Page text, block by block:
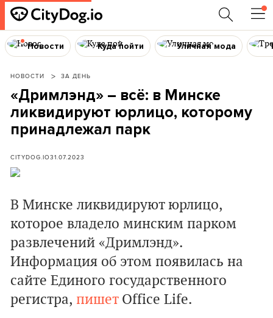
Новости Куда пойти Уличная мода
НОВОСТИ ЗА ДЕНЬ
«Дримлэнд» – всё: в Минске
ликвидируют юрлицо, которому
принадлежал парк
CITYDOG.IO31.07.2023
В Минске ликвидируют юрлицо,
которое владело минским парком
развлечений «Дримлэнд».
Информация об этом появилась на
сайте Единого государственного
регистра, пишетOffice Life.